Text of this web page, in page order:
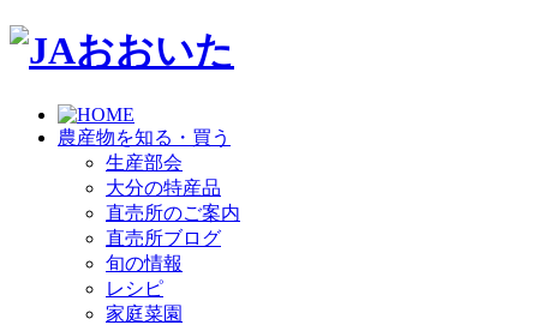
農産物を知る・買う
生産部会
大分の特産品
直売所のご案内
直売所ブログ
旬の情報
レシピ
家庭菜園